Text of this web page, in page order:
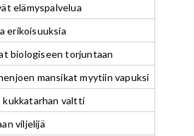
elämyspalvelua
erikoisuuksia
biologiseen torjuntaan
mansikat myytiin vapuksi
kukkatarhan valtti
viljelijä